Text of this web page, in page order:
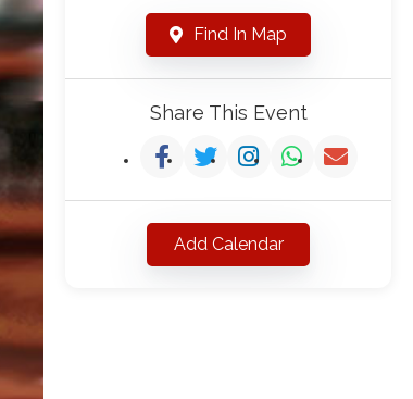
Find In Map
Share This Event
Add Calendar